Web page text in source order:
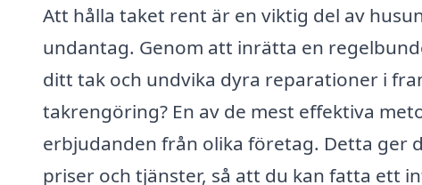
Att hålla taket rent är en viktig del av
undantag. Genom att inrätta en
ditt tak och undvika dyra reparationer i
takrengöring? En av de mest effektiva
erbjudanden från olika företag. Detta ger
priser och tjänster, så att du kan fatta ett